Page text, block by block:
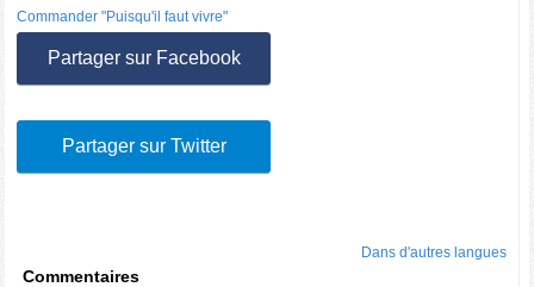
Commander "Puisqu'il faut vivre"
Partager sur Facebook
Partager sur Twitter
Dans d'autres langues
Commentaires